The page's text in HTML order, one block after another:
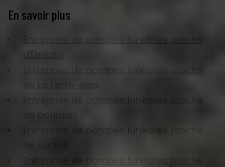
En savoir plus
Entreprise de pompes funèbres proche
d'Étréchy
Entreprise de pompes funèbres proche
Entreprise de pompes funèbres proche
de Dourdan
Entreprise de pompes funèbres proche
Entreprise de pompes funèbres proche